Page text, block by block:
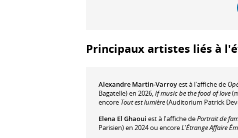
Principaux artistes liés à
Alexandre Martin-Varroyest à l'affiche de
Bagatelle) en 2026,If music be the food of love
encore Tout est lumière(Auditorium Patrick
Elena El Ghaoui est à l'affiche dePortrait de
Parisien) en 2024 ou encoreL'Étrange Affaire